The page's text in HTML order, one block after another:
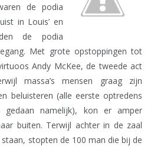
de podia
in Louis’ en
de podia
Met grote opstoppingen tot
Andy McKee, de tweede act
massa’s mensen graag zijn
beluisteren (alle eerste optredens
namelijk), kon er amper
buiten. Terwijl achter in de zaal
stopten de 100 man die bij de